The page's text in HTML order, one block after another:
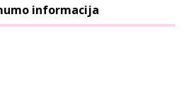
informacija